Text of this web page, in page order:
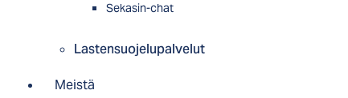
Sekasin-chat
Lastensuojelupalvelut
Meistä